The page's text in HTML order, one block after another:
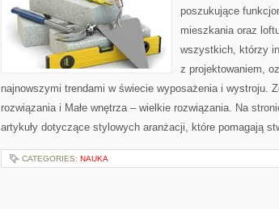
poszukujące
mieszkania oraz
wszystkich, którzy
z projektowaniem,
najnowszymi trendami w świecie wyposażenia i wystroju.
rozwiązania i Małe wnętrza – wielkie rozwiązania. Na
artykuły dotyczące stylowych aranżacji, które pomagają
CATEGORIES: NAUKA